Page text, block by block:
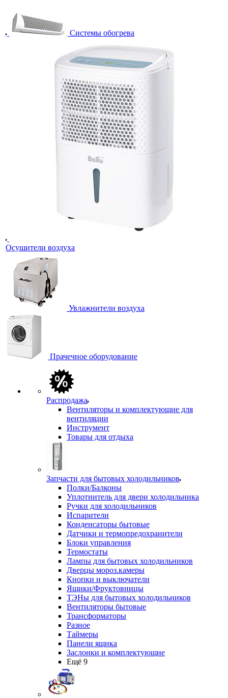
Системы обогрева
Осушители воздуха
Увлажнители воздуха
Прачечное оборудование
Распродажа
Вентиляторы и комплектующие для
вентиляции
Инструмент
Товары для отдыха
Запчасти для бытовых холодильников
Полки/Балконы
Уплотнитель для двери холодильника
Ручки для холодильников
Испарители
Конденсаторы бытовые
Датчики и термопредохранители
Блоки управления
Термостаты
Лампы для бытовых холодильников
Дверцы мороз.камеры
Кнопки и выключатели
Ящики/Фруктовницы
ТЭНы для бытовых холодильников
Вентиляторы бытовые
Трансформаторы
Разное
Таймеры
Панели ящика
Заслонки и комплектующие
Ещё 9